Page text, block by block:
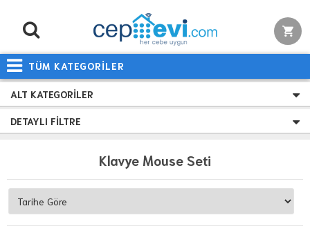
TÜM KATEGORİLER
ALT KATEGORILER
DETAYLI FILTRE
Klavye Mouse Seti